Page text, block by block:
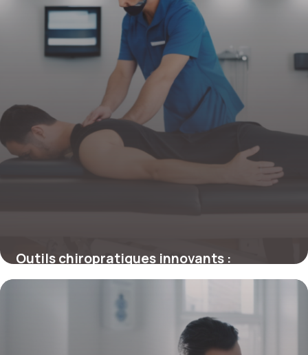
Outils chiropratiques innovants :
révolutionner les soins manuels et la
précision thérapeutique